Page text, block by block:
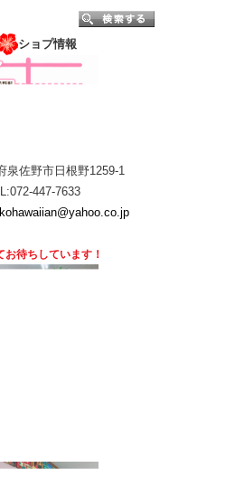
ショプ情報
泉佐野市日根野1259-1
447-7633
お待ちしています！